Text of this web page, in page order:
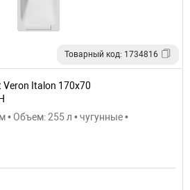
Товарный код: 1734816
Veron Italon 170x70
• Объем: 255 л • чугунные •